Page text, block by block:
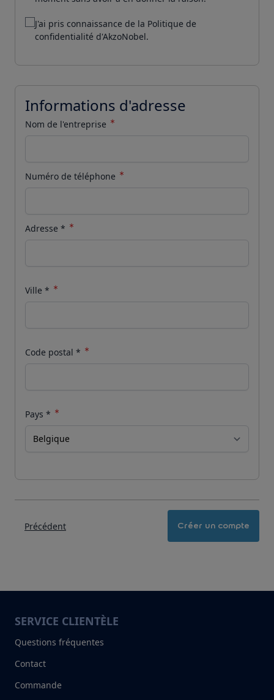
J'ai pris connaissance de la Politique de
confidentialité d'AkzoNobel.
Informations d'adresse
Nom de l'entreprise
Numéro de téléphone
Adresse *
Ville *
Code postal *
Pays *
Créer un compte
Précédent
SERVICE CLIENTÈLE
Questions fréquentes
Contact
Commande